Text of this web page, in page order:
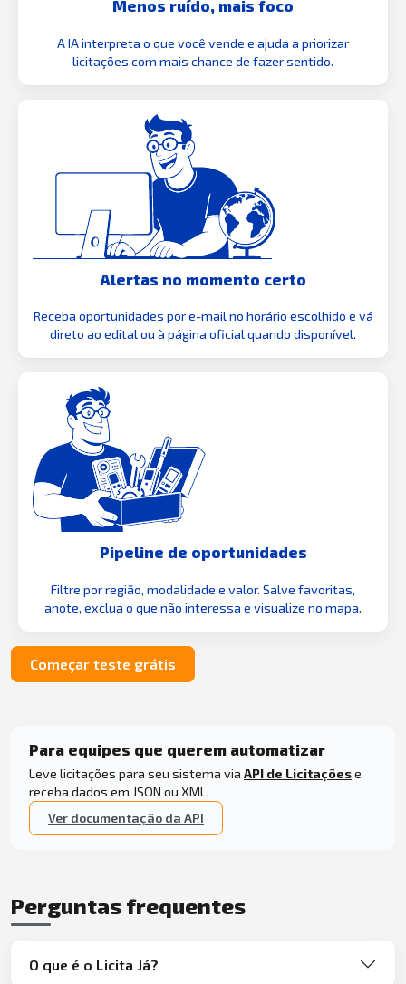
Menos ruído, mais foco
A IA interpreta o que você vende e ajuda a priorizar
licitações com mais chance de fazer sentido.
Alertas no momento certo
Receba oportunidades por e-mail no horário escolhido e vá
direto ao edital ou à página oficial quando disponível.
Pipeline de oportunidades
Filtre por região, modalidade e valor. Salve favoritas,
anote, exclua o que não interessa e visualize no mapa.
Começar teste grátis
Para equipes que querem automatizar
Leve licitações para seu sistema via API de Licitaçõese
receba dados em JSON ou XML.
Ver documentação da API
Perguntas frequentes
O que é o Licita Já?